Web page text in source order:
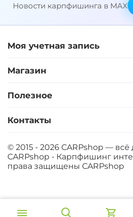
Новости карпфишинга в MAX
Моя учетная запись
Магазин
Полезное
Контакты
© 2015 - 2026 CARPshop — всё
CARPshop - Карпфишинг
права защищены CARPshop
‍8 067‍